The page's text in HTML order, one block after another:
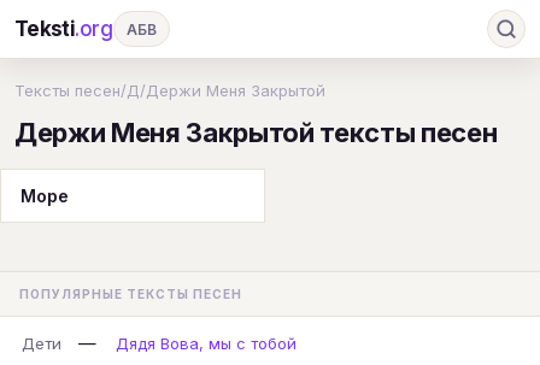
Teksti.org АБВ
Д
И К Л М Н О П Р С
Т У Ф Х Ц
Я En A B C
H I J K L M N O P
Q R S T U V W X Y
Тексты песен/Д/Держи Меня Закрытой
Держи Меня Закрытой тексты песен
Море
ПОПУЛЯРНЫЕ ТЕКСТЫ ПЕСЕН
Дети —
Дядя Вова, мы с тобой